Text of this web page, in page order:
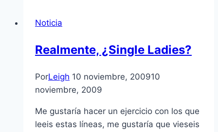
Noticia
Realmente, ¿Single Ladies?
PorLeigh 10 noviembre, 200910
noviembre, 2009
Me gustarí­a hacer un ejercicio con los que
leeis estas lí­neas, me gustarí­a que vieseis